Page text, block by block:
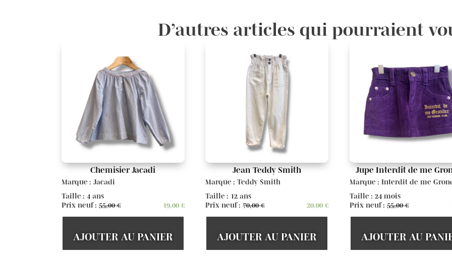
D’autres articles qui pourraient
Chemisier Jacadi
Marque : Jacadi
Taille : 4 ans
Prix neuf : 55,00€ 19,00 €
AJOUTER AU PANIER
Jean Teddy Smith
Marque : Teddy Smith
Taille : 12 ans
Prix neuf :70,00€ 20,00€
AJOUTER AU PANIER
Jupe Interdit de me
Marque : Interdit de me
Taille : 24 mois
Prix neuf :55,00€
AJOUTER AU